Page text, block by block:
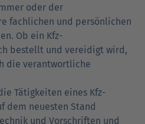
oder der
fachlichen und persönlichen
Ob ein Kfz-
bestellt und vereidigt wird,
die verantwortliche
Tätigkeiten eines Kfz-
dem neuesten Stand
und Vorschriften und